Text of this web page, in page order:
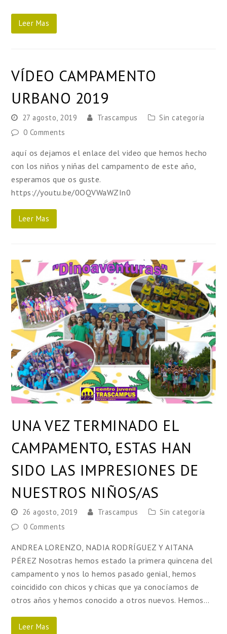
Leer Mas
VÍDEO CAMPAMENTO
URBANO 2019
27 agosto, 2019 Trascampus
Sin categoría
0 Comments
aquí os dejamos el enlace del video que hemos hecho
con los niños y niñas del campamento de este año,
esperamos que os guste.
https://youtu.be/0OQVWaWZIn0
Leer Mas
UNA VEZ TERMINADO EL
CAMPAMENTO, ESTAS HAN
SIDO LAS IMPRESIONES DE
NUESTROS NIÑOS/AS
26 agosto, 2019 Trascampus
Sin categoría
0 Comments
ANDREA LORENZO, NADIA RODRÍGUEZ Y AITANA
PÉREZ Nosotras hemos estado la primera quincena del
campamento y nos lo hemos pasado genial, hemos
coincidido con chicos y chicas que ya conocíamos de
otros años y hemos conocido a otros nuevos. Hemos…
Leer Mas